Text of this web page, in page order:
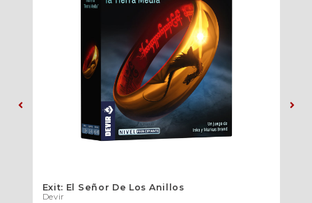
Exit: El Señor De Los Anillos
Devir